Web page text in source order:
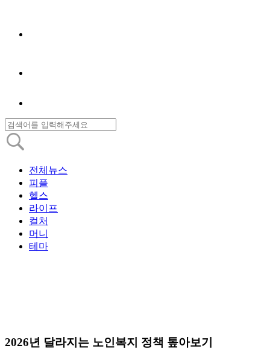
전체뉴스
피플
헬스
라이프
컬처
머니
테마
2026년 달라지는 노인복지 정책 톺아보기